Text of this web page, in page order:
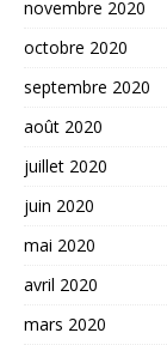
novembre 2020
octobre 2020
septembre 2020
août 2020
juillet 2020
juin 2020
mai 2020
avril 2020
mars 2020